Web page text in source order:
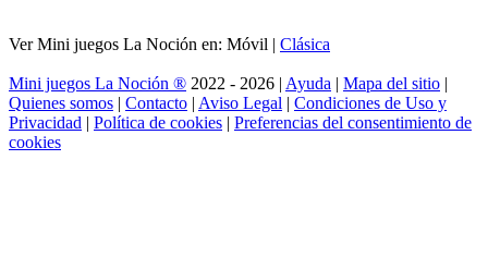
Ver Mini juegos La Noción en: Móvil | Clásica
Mini juegos La Noción ® 2022 - 2026 | Ayuda | Mapa del sitio |
Quienes somos | Contacto | Aviso Legal | Condiciones de Uso y
Privacidad | Política de cookies | Preferencias del consentimiento de
cookies